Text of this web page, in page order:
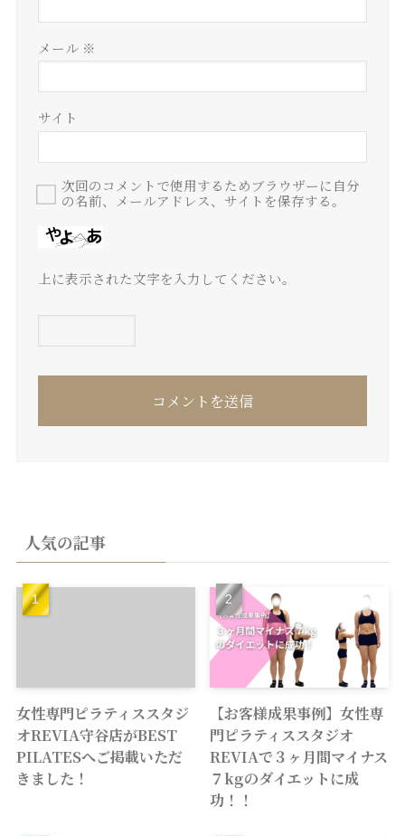
メール ※
サイト
次回のコメントで使用するためブラウザーに自分
の名前、メールアドレス、サイトを保存する。
上に表示された文字を入力してください。
人気の記事
女性専門ピラティススタジ
オREVIA守谷店がBEST
PILATESへご掲載いただ
きました！
【お客様成果事例】女性専
門ピラティススタジオ
REVIAで３ヶ月間マイナス
７kgのダイエットに成
功！！